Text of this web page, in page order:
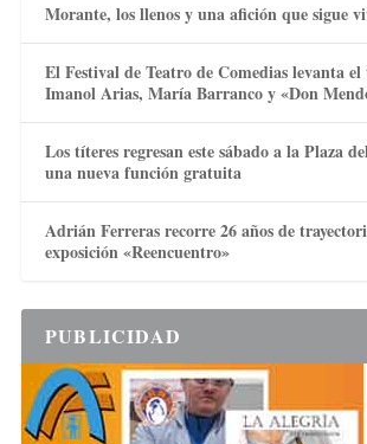
Morante, los llenos y una afición que sigue
El Festival de Teatro de Comedias levanta
Imanol Arias, María Barranco y «Don
Los títeres regresan este sábado a la Plaza
una nueva función gratuita
Adrián Ferreras recorre 26 años de
exposición «Reencuentro»
PUBLICIDAD